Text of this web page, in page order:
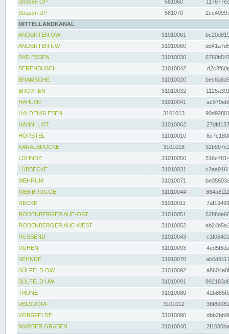
Strasen OP
581060
Strasen UP
581070
MITTELLANDKANAL
ANDERTEN OW
31010061
ANDERTEN UW
31010060
BAD ESSEN
31010030
BERENBUSCH
31010042
BRAMSCHE
31010020
BROXTEN
31010032
HAHLEN
31010041
HALDENSLEBEN
3101013
HANN. LIST
31010062
HÖRSTEL
31010010
KANALBRÜCKE
3101018
LOHNDE
31010050
LÜBBECKE
31010031
MEHRUM
31010071
NIENBRÜGGE
31010044
RECKE
31010011
RODENBERGER AUE-OST
31010051
RODENBERGER AUE-WEST
31010052
RUSBEND
31010043
RÜHEN
31010093
SEHNDE
31010070
SÜLFELD OW
31010092
SÜLFELD UW
31010091
THUNE
31010080
VELSDORF
3101012
VORSFELDE
31010090
WARBER GRABEN
31010040